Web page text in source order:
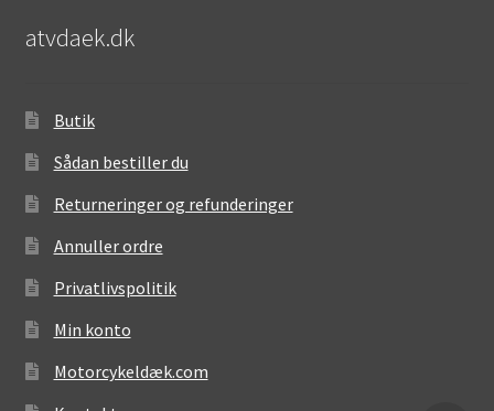
atvdaek.dk
Butik
Sådan bestiller du
Returneringer og refunderinger
Annuller ordre
Privatlivspolitik
Min konto
Motorcykeldæk.com